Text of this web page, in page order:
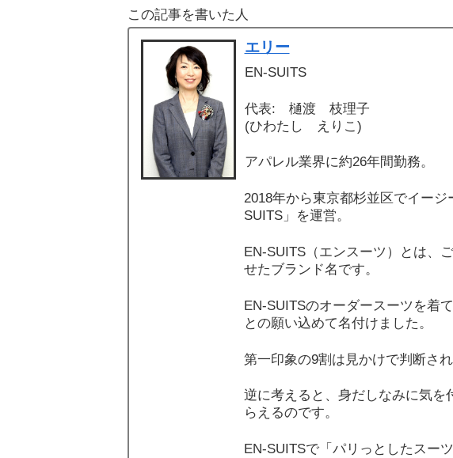
この記事を書いた人
エリー
EN-SUITS
代表: 樋渡 枝理子
(ひわたし えりこ)
アパレル業界に約26年間勤務。
2018年から東京都杉並区でイー
SUITS」を運営。
EN-SUITS（エンスーツ）とは、
せたブランド名です。
EN-SUITSのオーダースーツを着
との願い込めて名付けました。
第一印象の9割は見かけで判断され
逆に考えると、身だしなみに気を
らえるのです。
EN-SUITSで「パリっとしたスー